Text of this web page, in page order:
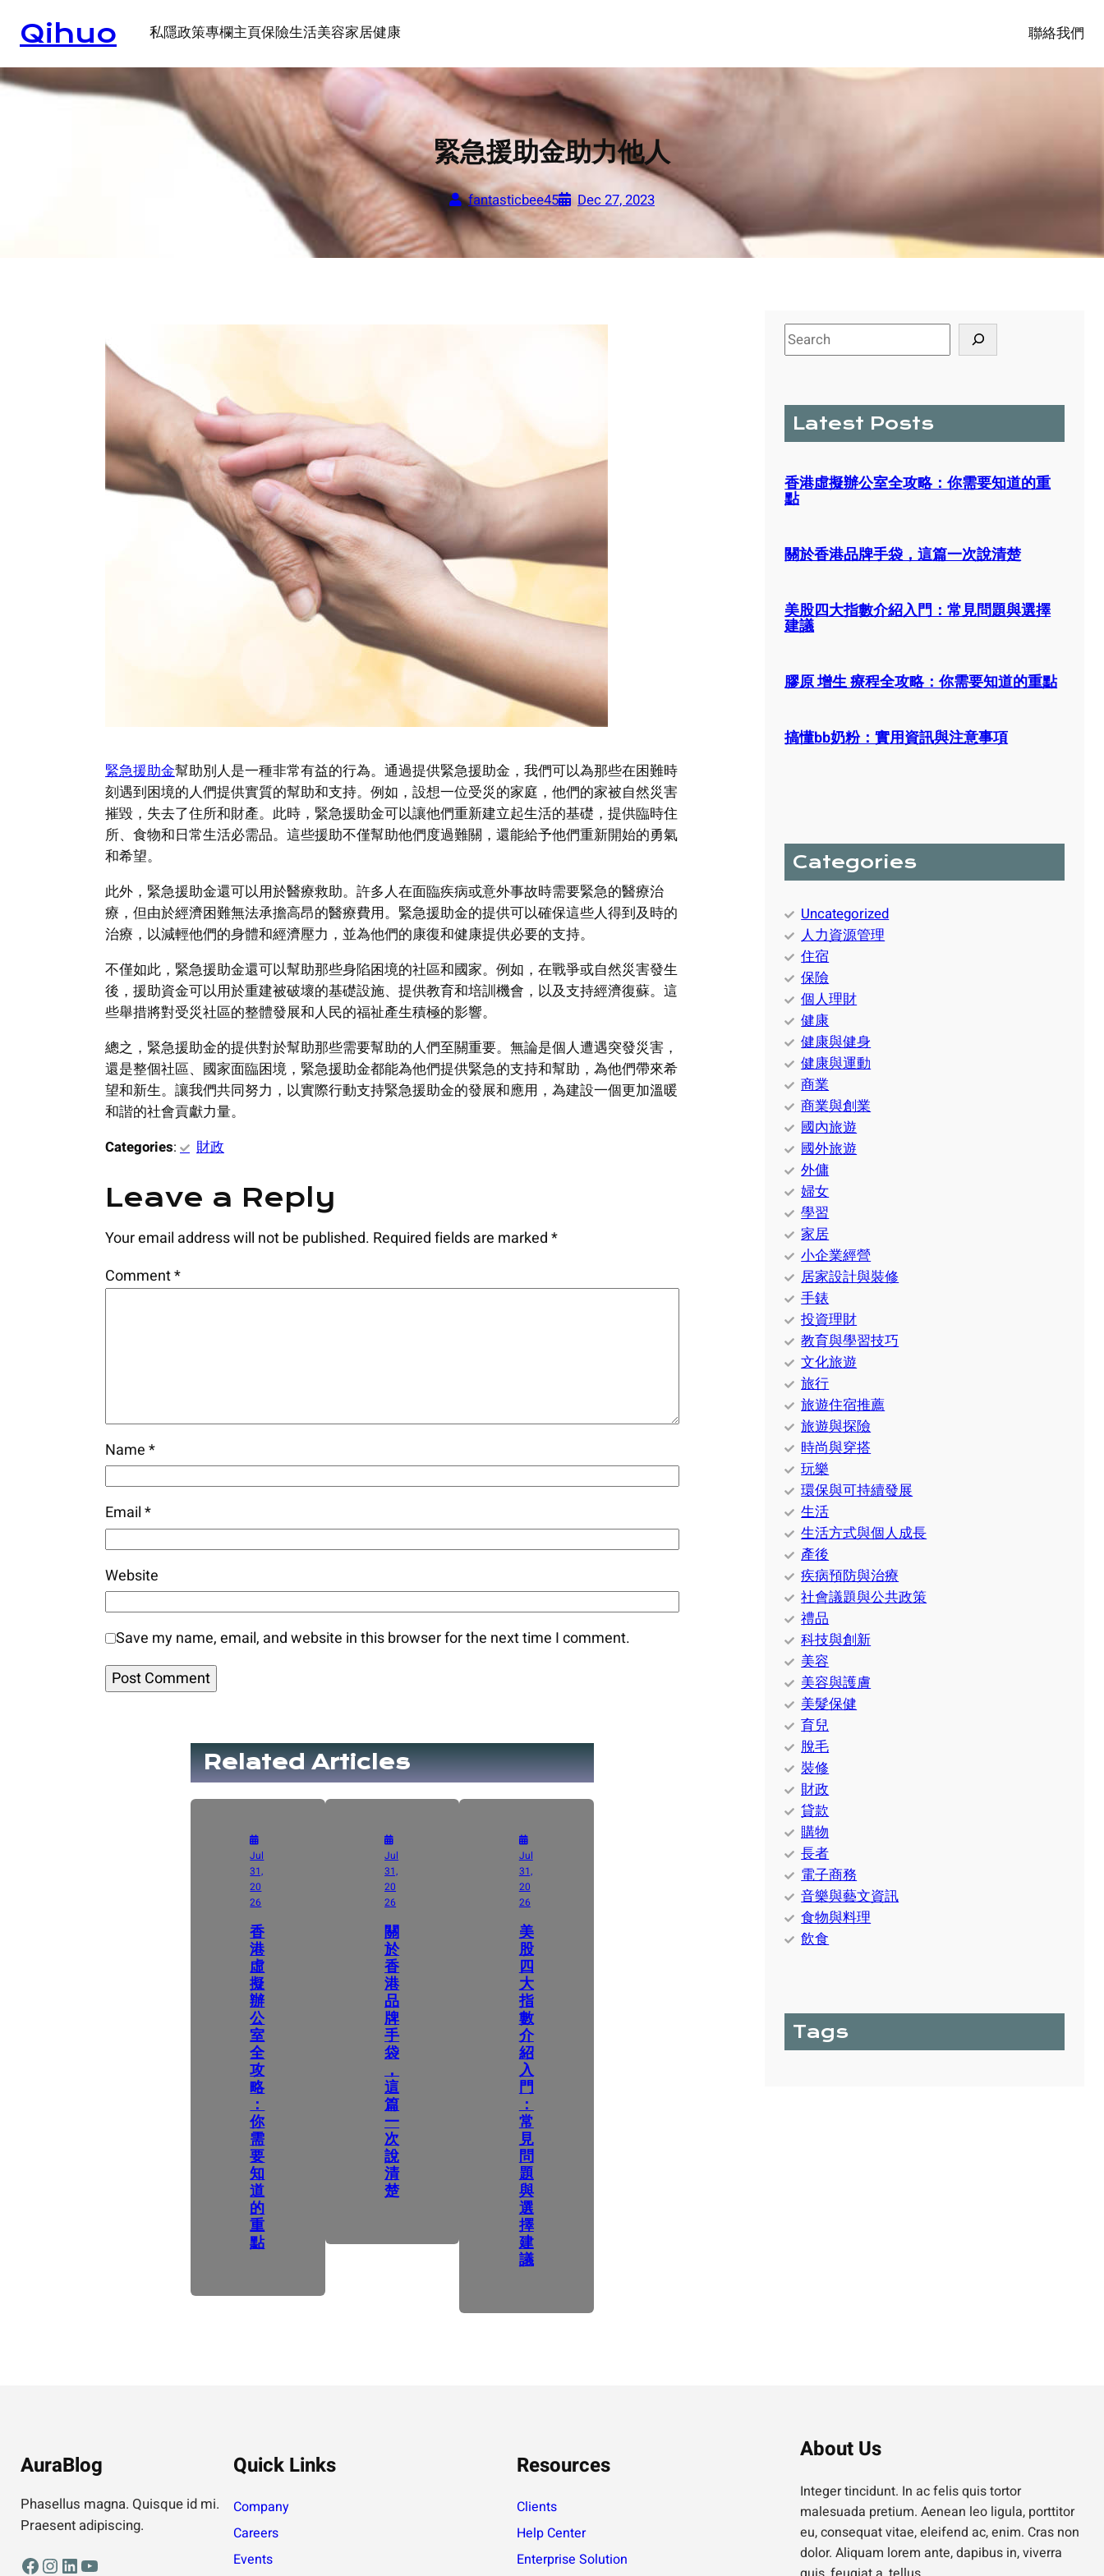
content
Qihuo 私隱政策專欄主頁保險生活美容家居健康 聯絡我們
緊急援助金助力他人
fantasticbee45 Dec 27, 2023
緊急援助金幫助別人是一種非常有益的行為。通過提供緊急援助金，我們可以為那些在困難時
刻遇到困境的人們提供實質的幫助和支持。例如，設想一位受災的家庭，他們的家被自然災害
摧毀，失去了住所和財產。此時，緊急援助金可以讓他們重新建立起生活的基礎，提供臨時住
所、食物和日常生活必需品。這些援助不僅幫助他們度過難關，還能給予他們重新開始的勇氣
和希望。
此外，緊急援助金還可以用於醫療救助。許多人在面臨疾病或意外事故時需要緊急的醫療治
療，但由於經濟困難無法承擔高昂的醫療費用。緊急援助金的提供可以確保這些人得到及時的
治療，以減輕他們的身體和經濟壓力，並為他們的康復和健康提供必要的支持。
不僅如此，緊急援助金還可以幫助那些身陷困境的社區和國家。例如，在戰爭或自然災害發生
後，援助資金可以用於重建被破壞的基礎設施、提供教育和培訓機會，以及支持經濟復蘇。這
些舉措將對受災社區的整體發展和人民的福祉產生積極的影響。
總之，緊急援助金的提供對於幫助那些需要幫助的人們至關重要。無論是個人遭遇突發災害，
還是整個社區、國家面臨困境，緊急援助金都能為他們提供緊急的支持和幫助，為他們帶來希
望和新生。讓我們共同努力，以實際行動支持緊急援助金的發展和應用，為建設一個更加溫暖
和諧的社會貢獻力量。
Categories: 財政
Leave a Reply
Your email address will not be published. Required fields are marked*
Comment*
Name*
Email*
Website
Save my name, email, and website in this browser for the next time I comment.
Related Articles
Jul
31,
20
26
香
港
虛
擬
辦
公
室
全
攻
略
：
你
需
要
知
道
的
重
點
Jul
31,
20
26
關
於
香
港
品
牌
手
袋
，
這
篇
一
次
說
清
楚
Jul
31,
20
26
美
股
四
大
指
數
介
紹
入
門
：
常
見
問
題
與
選
擇
建
議
S
e
h
Latest Posts
香港虛擬辦公室全攻略：你需要知道的重
點
關於香港品牌手袋，這篇一次說清楚
美股四大指數介紹入門：常見問題與選擇
建議
膠原 增生 療程全攻略：你需要知道的重點
搞懂bb奶粉：實用資訊與注意事項
Categories
Uncategorized
人力資源管理
住宿
保險
個人理財
健康
健康與健身
健康與運動
商業
商業與創業
國內旅遊
國外旅遊
外傭
婦女
學習
家居
小企業經營
居家設計與裝修
手錶
投資理財
教育與學習技巧
文化旅遊
旅行
旅遊住宿推薦
旅遊與探險
時尚與穿搭
玩樂
環保與可持續發展
生活
生活方式與個人成長
產後
疾病預防與治療
社會議題與公共政策
禮品
科技與創新
美容
美容與護膚
美髮保健
育兒
脫毛
裝修
財政
貸款
購物
長者
電子商務
音樂與藝文資訊
食物與料理
飲食
Tags
AuraBlog
Phasellus magna. Quisque id mi.
Praesent adipiscing.
Facebook Instagram LinkedIn YouTube
Quick Links
Company
Careers
Events
Resources
Clients
Help Center
Enterprise Solution
About Us
Integer tincidunt. In ac felis quis tortor
malesuada pretium. Aenean leo ligula, porttitor
eu, consequat vitae, eleifend ac, enim. Cras non
dolor. Aliquam lorem ante, dapibus in, viverra